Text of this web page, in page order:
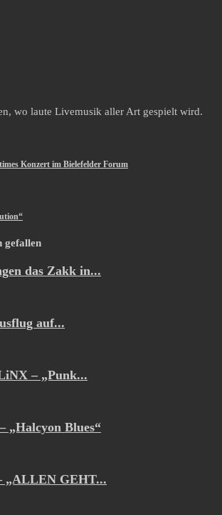
wo laute Livemusik aller Art gespielt wird.
Konzert im Bielefelder Forum
gefallen
das Zakk in...
auf...
– „Punk...
„Halcyon Blues“
„ALLEN GEHT...